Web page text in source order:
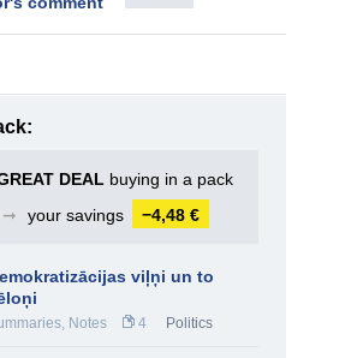
DEAL buying in a pack
➞
your savings −4,48 €
viļņi un to
Notes 4 Politics